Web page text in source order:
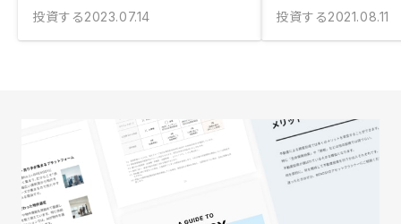
投資する2023.07.14
投資する2021.08.11